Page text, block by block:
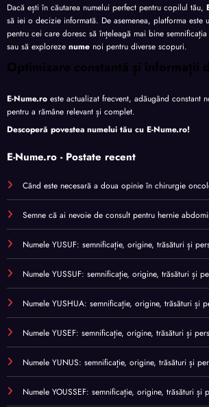
Dacă ești în căutarea numelui perfect pentru copilul tău,
să iei o decizie informată. De asemenea, platforma este
pentru cei care doresc să înțeleagă mai bine
sau să exploreze nume noi pentru diverse scopuri.
Optimizare constantă și informații
E-Nume.ro este actualizat frecvent, adăugând constant
pentru a rămâne relevant și complet.
Descoperă povestea numelui tău cu E-Nume.ro!
E-Nume.ro - Postate recent
Când este necesară a doua opinie în chirurgie
Semne că ai nevoie de consult pentru hernie
Numele YUSUF: semnificație, origine, trăsături și
Numele YUSSUF: semnificație, origine, trăsături și
Numele YUSHUA: semnificație, origine, trăsături și
Numele YUSEF: semnificație, origine, trăsături și
Numele YUNUS: semnificație, origine, trăsături și
Numele YOUSSEF: semnificație, origine, trăsături și